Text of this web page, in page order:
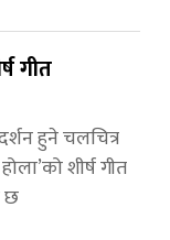
गीत
हुने चलचित्र
शीर्ष गीत
छ